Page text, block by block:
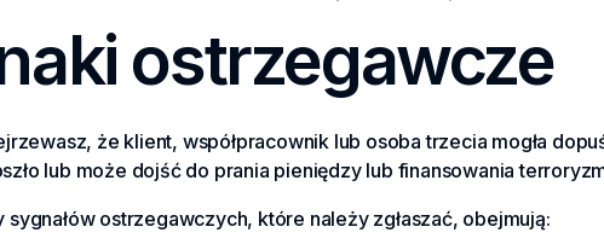
ostrzegawcze
że klient, współpracownik lub osoba trzecia mogła
lub może dojść do prania pieniędzy lub finansowania
sygnałów ostrzegawczych, które należy zgłaszać, obejmują: